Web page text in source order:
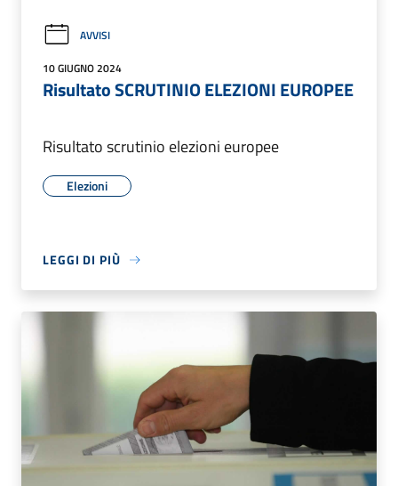
AVVISI
10 GIUGNO 2024
Risultato SCRUTINIO ELEZIONI EUROPEE
Risultato scrutinio elezioni europee
Elezioni
LEGGI DI PIÙ